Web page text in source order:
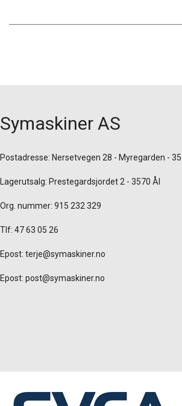
Symaskiner AS
Postadresse: Nersetvegen 28 - Myregarden -
Lagerutsalg: Prestegardsjordet 2 - 3570 Ål
Org. nummer: 915 232 329
Tlf: 47 63 05 26
Epost: terje@symaskiner.no
Epost: post@symaskiner.no